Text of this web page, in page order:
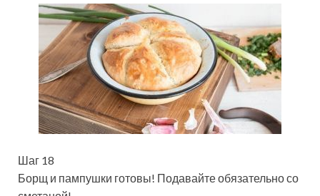
Шаг 18
Борщ и пампушки готовы! Подавайте обязательно со